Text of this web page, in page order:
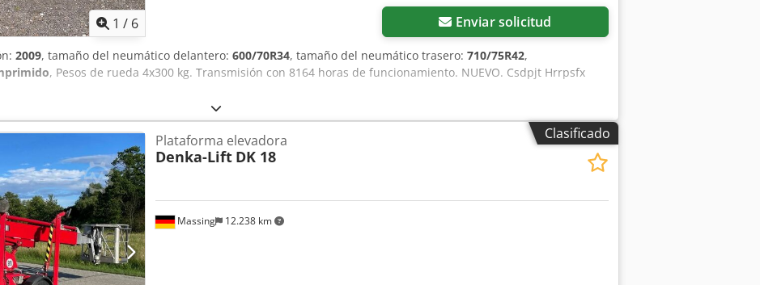
1 / 6 Enviar solicitud
2009, tamaño del neumático delantero: 600/70R34, tamaño del neumático trasero: 710/75R42,
, Pesos de rueda 4x300 kg. Transmisión con 8164 horas de funcionamiento. NUEVO. Csdpjt Hrrpsfx
Clasificado
Massing 12.238 km
Plataforma elevadora
Denka-Lift DK 18